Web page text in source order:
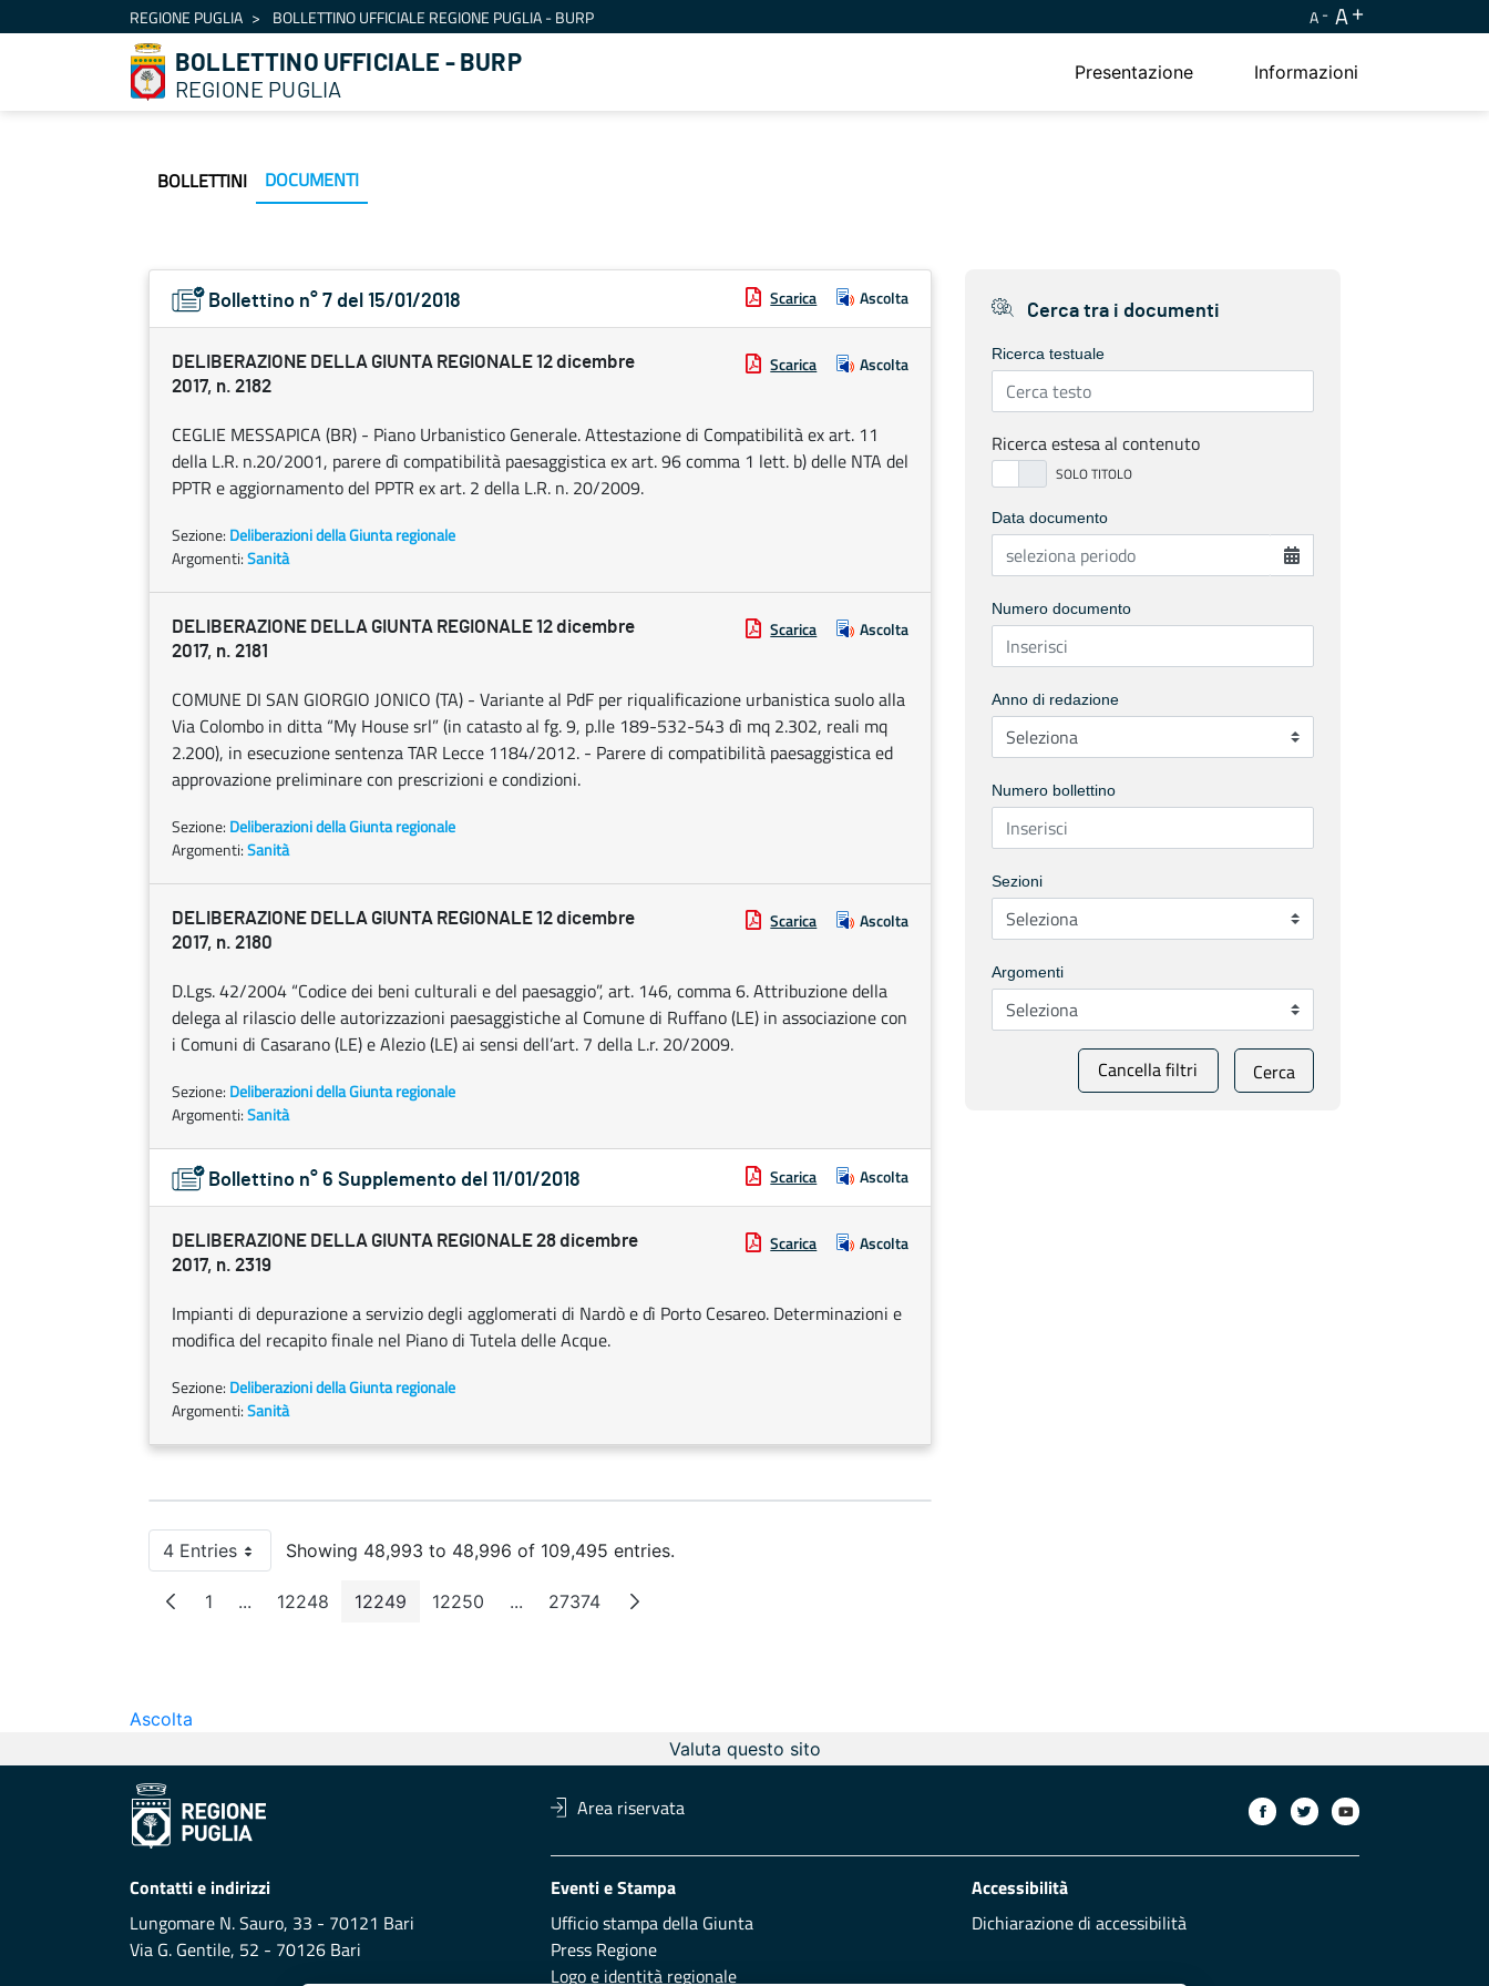
Skip to ContentREGIONE PUGLIA BOLLETTINO UFFICIALE REGIONE PUGLIA - BURP A A
BOLLETTINO UFFICIALE - BURP
REGIONE PUGLIA
Presentazione Informazioni
BOLLETTINI DOCUMENTI
Bollettino n° 7 del 15/01/2018 Scarica Ascolta
DELIBERAZIONE DELLA GIUNTA REGIONALE 12 dicembre
2017, n. 2182
Scarica Ascolta
CEGLIE MESSAPICA (BR) - Piano Urbanistico Generale. Attestazione di Compatibilità ex art. 11
della L.R. n.20/2001, parere dì compatibilità paesaggistica ex art. 96 comma 1 lett. b) delle NTA del
PPTR e aggiornamento del PPTR ex art. 2 della L.R. n. 20/2009.
Sezione: Deliberazioni della Giunta regionale
Argomenti:Sanità
DELIBERAZIONE DELLA GIUNTA REGIONALE 12 dicembre
2017, n. 2181
Scarica Ascolta
COMUNE DI SAN GIORGIO JONICO (TA) - Variante al PdF per riqualificazione urbanistica suolo alla
Via Colombo in ditta “My House srl” (in catasto al fg. 9, p.lle 189-532-543 dì mq 2.302, reali mq
2.200), in esecuzione sentenza TAR Lecce 1184/2012. - Parere di compatibilità paesaggistica ed
approvazione preliminare con prescrizioni e condizioni.
Sezione: Deliberazioni della Giunta regionale
Argomenti:Sanità
DELIBERAZIONE DELLA GIUNTA REGIONALE 12 dicembre
2017, n. 2180
Scarica Ascolta
D.Lgs. 42/2004 “Codice dei beni culturali e del paesaggio”, art. 146, comma 6. Attribuzione della
delega al rilascio delle autorizzazioni paesaggistiche al Comune di Ruffano (LE) in associazione con
i Comuni di Casarano (LE) e Alezio (LE) ai sensi dell’art. 7 della L.r. 20/2009.
Sezione: Deliberazioni della Giunta regionale
Argomenti:Sanità
Bollettino n° 6 Supplemento del 11/01/2018 Scarica Ascolta
DELIBERAZIONE DELLA GIUNTA REGIONALE 28 dicembre
2017, n. 2319
Scarica Ascolta
Impianti di depurazione a servizio degli agglomerati di Nardò e dì Porto Cesareo. Determinazioni e
modifica del recapito finale nel Piano di Tutela delle Acque.
Sezione: Deliberazioni della Giunta regionale
Argomenti:Sanità
4 EntriesPer PageShowing 48,993 to 48,996 of 109,495 entries.
Page
1 ...Intermediate Pages
Page
12248 Page
12249 Page
12250 ...Intermediate Pages
Page
27374
Cerca tra i documenti
Ricerca testuale
Ricerca estesa al contenuto
Data documento
Numero documento
Anno di redazione
Numero bollettino
Sezioni
Argomenti
Cancella filtri Cerca
Ascolta
Valuta questo sito
Area riservata
Contatti e indirizzi
Lungomare N. Sauro, 33 - 70121 Bari
Via G. Gentile, 52 - 70126 Bari
Eventi e Stampa
Ufficio stampa della Giunta
Press Regione
Logo e identità regionale
Accessibilità
Dichiarazione di accessibilità